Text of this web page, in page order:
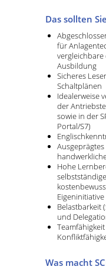
Das sollten
für
Ausbildung
Sicheres
Schaltplänen
Idealerweise
der
sowie in der
Portal/S7)
Hohe
Eigeninitiative
Belastbarkeit
und
Was macht